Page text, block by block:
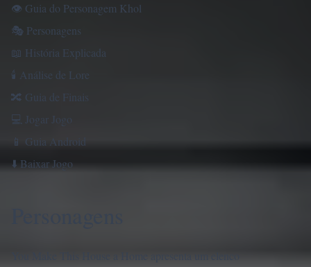
👁 Guia do Personagem Khol
🎭 Personagens
📖 História Explicada
🕯 Análise de Lore
🔀 Guia de Finais
💻 Jogar Jogo
📱 Guia Android
⬇️ Baixar Jogo